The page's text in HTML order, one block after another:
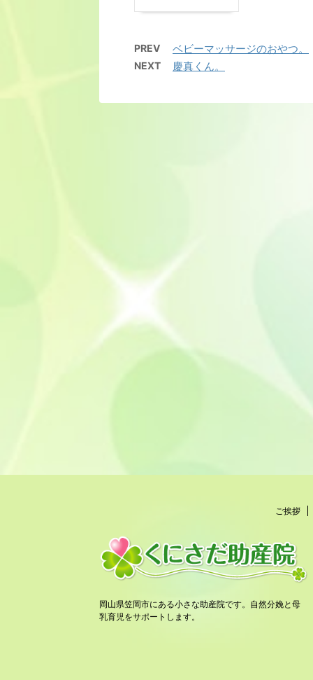
PREV ベビーマッサージのおやつ。
NEXT 慶真くん。
ご挨拶
岡山県笠岡市にある小さな助産院です。自然分娩と母
乳育児をサポートします。